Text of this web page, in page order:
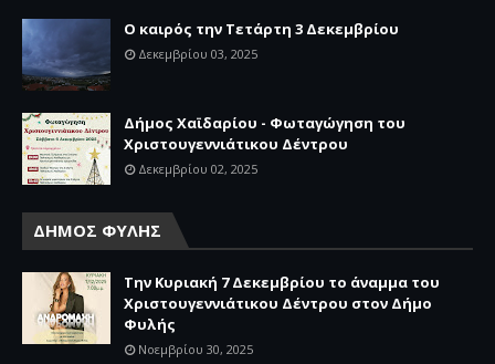
Ο καιρός την Τετάρτη 3 Δεκεμβρίου
Δεκεμβρίου 03, 2025
Δήμος Χαϊδαρίου - Φωταγώγηση του
Χριστουγεννιάτικου Δέντρου
Δεκεμβρίου 02, 2025
ΔΗΜΟΣ ΦΥΛΗΣ
Την Κυριακή 7 Δεκεμβρίου το άναμμα του
Χριστουγεννιάτικου Δέντρου στον Δήμο
Φυλής
Νοεμβρίου 30, 2025